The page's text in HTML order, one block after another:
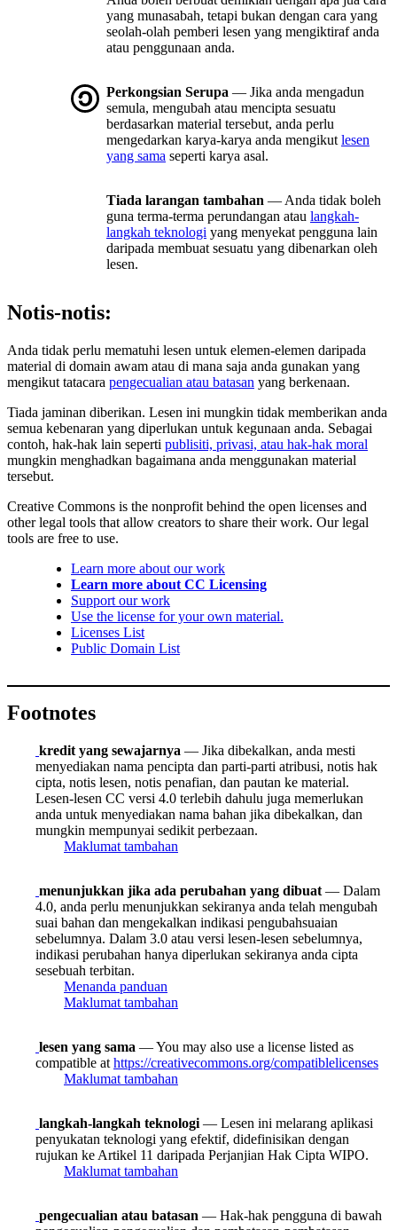
yang munasabah, tetapi bukan dengan cara yang
seolah-olah pemberi lesen yang mengiktiraf anda
atau penggunaan anda.
Perkongsian Serupa — Jika anda mengadun
semula, mengubah atau mencipta sesuatu
berdasarkan material tersebut, anda perlu
mengedarkan karya-karya anda mengikut lesen
yang sama seperti karya asal.
Tiada larangan tambahan — Anda tidak boleh
guna terma-terma perundangan atau langkah-
langkah teknologi yang menyekat pengguna lain
daripada membuat sesuatu yang dibenarkan oleh
lesen.
Notis-notis:
Anda tidak perlu mematuhi lesen untuk elemen-elemen daripada
material di domain awam atau di mana saja anda gunakan yang
mengikut tatacara pengecualian atau batasan yang berkenaan.
Tiada jaminan diberikan. Lesen ini mungkin tidak memberikan anda
semua kebenaran yang diperlukan untuk kegunaan anda. Sebagai
contoh, hak-hak lain seperti publisiti, privasi, atau hak-hak moral
mungkin menghadkan bagaimana anda menggunakan material
tersebut.
Creative Commons is the nonprofit behind the open licenses and
other legal tools that allow creators to share their work. Our legal
tools are free to use.
Learn more about our work
Learn more about CC Licensing
Support our work
Use the license for your own material.
Licenses List
Public Domain List
Footnotes
kredit yang sewajarnya — Jika dibekalkan, anda mesti
menyediakan nama pencipta dan parti-parti atribusi, notis hak
cipta, notis lesen, notis penafian, dan pautan ke material.
Lesen-lesen CC versi 4.0 terlebih dahulu juga memerlukan
anda untuk menyediakan nama bahan jika dibekalkan, dan
mungkin mempunyai sedikit perbezaan.
Maklumat tambahan
menunjukkan jika ada perubahan yang dibuat — Dalam
4.0, anda perlu menunjukkan sekiranya anda telah mengubah
suai bahan dan mengekalkan indikasi pengubahsuaian
sebelumnya. Dalam 3.0 atau versi lesen-lesen sebelumnya,
indikasi perubahan hanya diperlukan sekiranya anda cipta
sesebuah terbitan.
Menanda panduan
Maklumat tambahan
lesen yang sama — You may also use a license listed as
compatible at https://creativecommons.org/compatiblelicenses
Maklumat tambahan
langkah-langkah teknologi — Lesen ini melarang aplikasi
penyukatan teknologi yang efektif, didefinisikan dengan
rujukan ke Artikel 11 daripada Perjanjian Hak Cipta WIPO.
Maklumat tambahan
pengecualian atau batasan — Hak-hak pengguna di bawah